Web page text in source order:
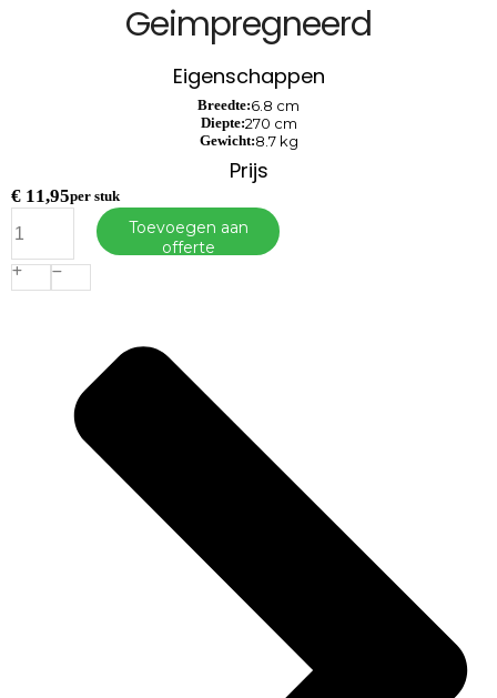
Geimpregneerd
Eigenschappen
Breedte:6.8 cm
Diepte:270 cm
Gewicht:8.7 kg
Prijs
€ 11,95per stuk
grenen
Paal
6,8x6,8x270cm
Geschaafd
Toevoegen aan
offerte